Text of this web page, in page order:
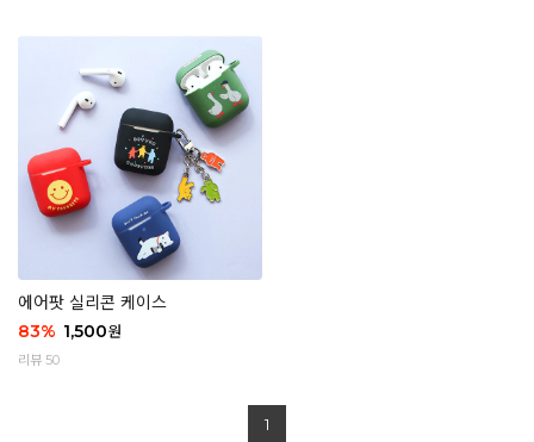
에어팟 실리콘 케이스
83% 1,500원
리뷰 50
1